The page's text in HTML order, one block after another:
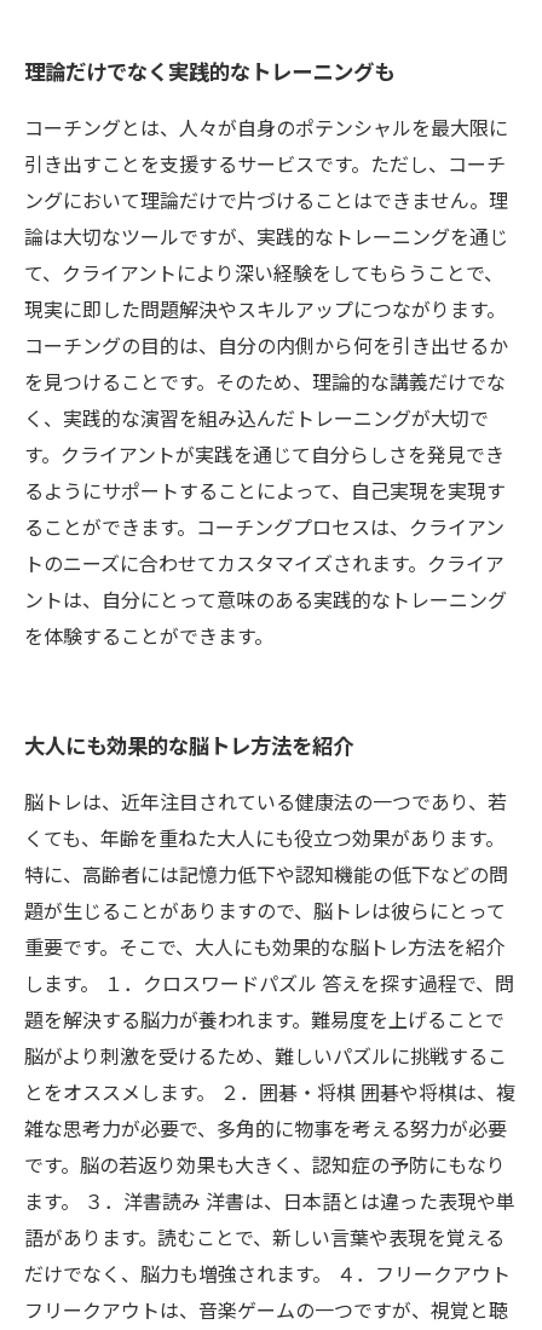
理論だけでなく実践的なトレーニングも
コーチングとは、人々が自身のポテンシャルを最大限に
引き出すことを支援するサービスです。ただし、コーチ
ングにおいて理論だけで片づけることはできません。理
論は大切なツールですが、実践的なトレーニングを通じ
て、クライアントにより深い経験をしてもらうことで、
現実に即した問題解決やスキルアップにつながります。
コーチングの目的は、自分の内側から何を引き出せるか
を見つけることです。そのため、理論的な講義だけでな
く、実践的な演習を組み込んだトレーニングが大切で
す。クライアントが実践を通じて自分らしさを発見でき
るようにサポートすることによって、自己実現を実現す
ることができます。コーチングプロセスは、クライアン
トのニーズに合わせてカスタマイズされます。クライア
ントは、自分にとって意味のある実践的なトレーニング
を体験することができます。
大人にも効果的な脳トレ方法を紹介
脳トレは、近年注目されている健康法の一つであり、若
くても、年齢を重ねた大人にも役立つ効果があります。
特に、高齢者には記憶力低下や認知機能の低下などの問
題が生じることがありますので、脳トレは彼らにとって
重要です。そこで、大人にも効果的な脳トレ方法を紹介
します。 １．クロスワードパズル 答えを探す過程で、問
題を解決する脳力が養われます。難易度を上げることで
脳がより刺激を受けるため、難しいパズルに挑戦するこ
とをオススメします。 ２．囲碁・将棋 囲碁や将棋は、複
雑な思考力が必要で、多角的に物事を考える努力が必要
です。脳の若返り効果も大きく、認知症の予防にもなり
ます。 ３．洋書読み 洋書は、日本語とは違った表現や単
語があります。読むことで、新しい言葉や表現を覚える
だけでなく、脳力も増強されます。 ４．フリークアウト
フリークアウトは、音楽ゲームの一つですが、視覚と聴